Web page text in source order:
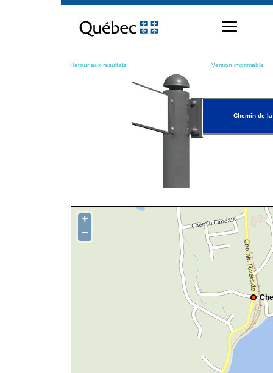
contenu
Retour aux résultats Version imprimable
Chemin de
+
−